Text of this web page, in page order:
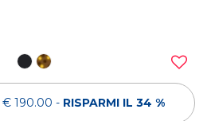
€ 190.00 - RISPARMI IL 34 %